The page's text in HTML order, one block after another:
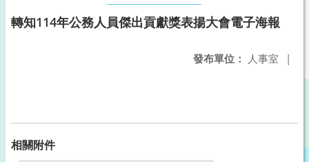
轉知114年公務人員傑出貢獻獎表揚大會電子海報
發布單位： 人事室 |
相關附件